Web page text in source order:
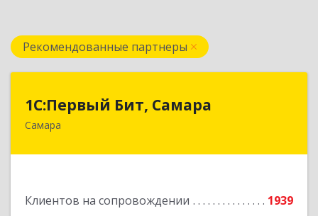
Рекомендованные партнеры
1С:Первый Бит, Самара
Самара
Клиентов на сопровождении
1939
1С:Первый Бит, Самара
443013, Самарская обл, Самара г, Дачная ул,